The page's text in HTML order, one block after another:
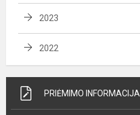
2023
2022
PRIĖMIMO INFORMACIJA